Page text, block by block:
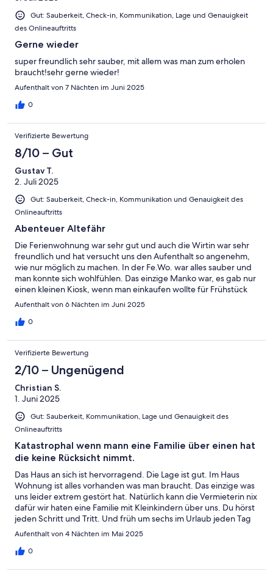
Gut: Sauberkeit, Check-in, Kommunikation, Lage und Genauigkeit
des Onlineauftritts
Gerne wieder
super freundlich sehr sauber, mit allem was man zum erholen
braucht!sehr gerne wieder!
Aufenthalt von 7 Nächten im Juni 2025
0
Verifizierte Bewertung
8/10 – Gut
Gustav T.
2. Juli 2025
Gut: Sauberkeit, Check-in, Kommunikation und Genauigkeit des
Onlineauftritts
Abenteuer Altefähr
Die Ferienwohnung war sehr gut und auch die Wirtin war sehr
freundlich und hat versucht uns den Aufenthalt so angenehm,
wie nur möglich zu machen. In der Fe.Wo. war alles sauber und
man konnte sich wohlfühlen. Das einzige Manko war, es gab nur
einen kleinen Kiosk, wenn man einkaufen wollte für Frühstück
und Abendbrot musste man nach Stralsund. Bei unserer Anreise
Folgetage waren kaum besser. Als staatl. anerkanntes Seebad
dass auch nur 1 Veranstaltung für Urlauber geboten wurde oder
wird. Das einzig Schöne ist die wunderbare Natur auf der
ganzen Insel, die für alles entschädigt.
Aufenthalt von 6 Nächten im Juni 2025
0
Verifizierte Bewertung
2/10 – Ungenügend
Christian S.
1. Juni 2025
Gut: Sauberkeit, Kommunikation, Lage und Genauigkeit des
Onlineauftritts
Katastrophal wenn mann eine Familie über einen hat
die keine Rücksicht nimmt.
Das Haus an sich ist hervorragend. Die Lage ist gut. Im Haus
Wohnung ist alles vorhanden was man braucht. Das einzige was
uns leider extrem gestört hat. Natürlich kann die Vermieterin nix
dafür wir haten eine Familie mit Kleinkindern über uns. Du hörst
jeden Schritt und Tritt. Und früh um sechs im Urlaub jeden Tag
so geweckt werden ist extrem nervig. Aber ansonsten war alles
hellhörigkeit des Hauses.
Aufenthalt von 4 Nächten im Mai 2025
0